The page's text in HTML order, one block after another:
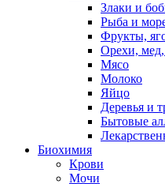
Злаки и
Рыба и
Фрукты,
Орехи,
Мясо
Молоко
Яйцо
Деревья и
Бытовые
Биохимия
Крови
Мочи